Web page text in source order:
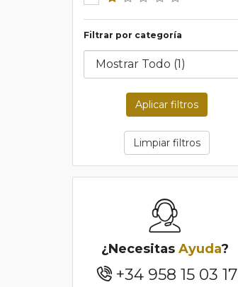
Filtrar por categoría
Aplicar filtros
Limpiar filtros
¿NecesitasAyuda?
+34 958 15 03 17